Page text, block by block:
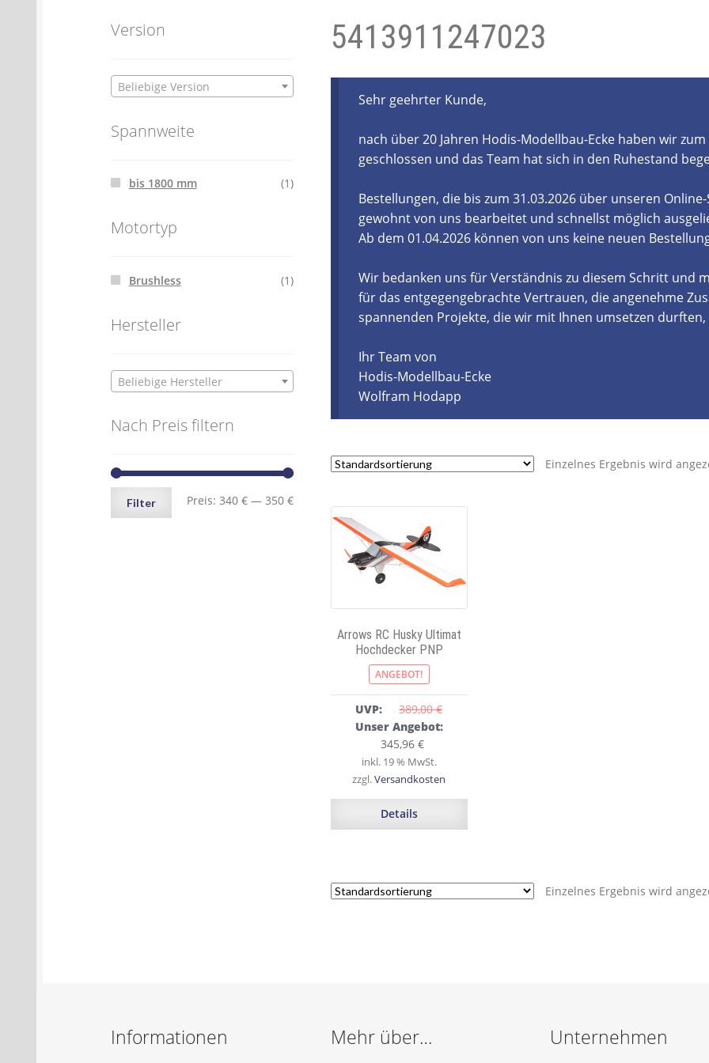
Batterien- und Akku Verordnung Elektro- und Elektronikgeräte Verordnung
5413911247023
Sehr geehrter Kunde,
nach über 20 Jahren Hodis-Modellbau-Ecke haben wir
geschlossen und das Team hat sich in den Ruhestand
Bestellungen, die bis zum 31.03.2026 über unseren
gewohnt von uns bearbeitet und schnellst möglich
Ab dem 01.04.2026 können von uns keine neuen
Wir bedanken uns für Verständnis zu diesem Schritt und
für das entgegengebrachte Vertrauen, die angenehme
spannenden Projekte, die wir mit Ihnen umsetzen
Ihr Team von
Hodis-Modellbau-Ecke
Wolfram Hodapp
Einzelnes Ergebnis wird
Arrows RC Husky Ultimat
Hochdecker PNP
ANGEBOT!
UVP: 389,00 €
Ursprünglicher
Preis
war:
389,00 €
Unser Angebot:
345,96€Aktueller
Preis
ist:
inkl. 19 % MwSt.
zzgl.Versandkosten
Details
Einzelnes Ergebnis wird
Version
Beliebige Version
Spannweite
bis 1800 mm (1)
Motortyp
Brushless (1)
Hersteller
Beliebige Hersteller
Nach Preis filtern
Min.
Max.
Filter Preis:340 € —350 €
Informationen Mehr über… Unternehmen